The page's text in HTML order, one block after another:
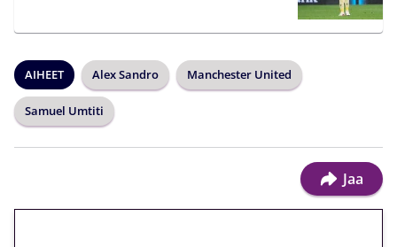
AIHEET Alex Sandro Manchester United
Samuel Umtiti
Jaa